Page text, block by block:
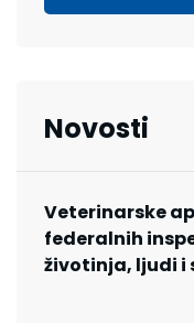
Novosti
Veterinarske
federalnih
životinja, ljudi i